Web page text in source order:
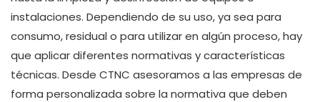
instalaciones. Dependiendo de su uso, ya sea para
consumo, residual o para utilizar en algún proceso, hay
que aplicar diferentes normativas y características
técnicas. Desde CTNC asesoramos a las empresas de
forma personalizada sobre la normativa que deben